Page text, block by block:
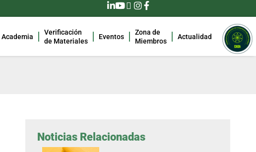
Academia
Verificación
de Materiales
Eventos
Zona de
Miembros
Actualidad
Noticias Relacionadas